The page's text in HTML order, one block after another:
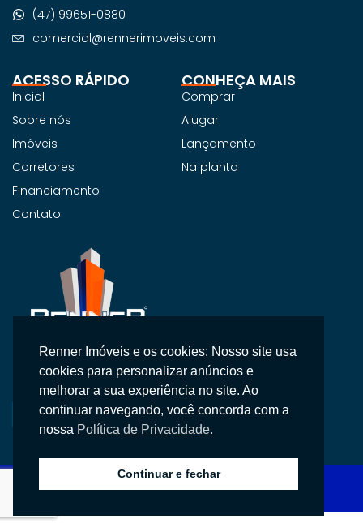
Na Renner Imobiliária, não vendemos apenas imóveis,
entregamos segurança, confiança e um atendimento
personalizado.
ACESSO RÁPIDO
Inicial
Sobre nós
Imóveis
Corretores
Financiamento
Contato
CONHEÇA MAIS
Comprar
Alugar
Lançamento
Na planta
(47) 99651-0880
comercial@rennerimoveis.com
Renner Imóveis e os cookies: Nosso site usa
cookies para personalizar anúncios e
melhorar a sua experiência no site. Ao
continuar navegando, você concorda com a
nossa Política de Privacidade.
Continuar e fechar